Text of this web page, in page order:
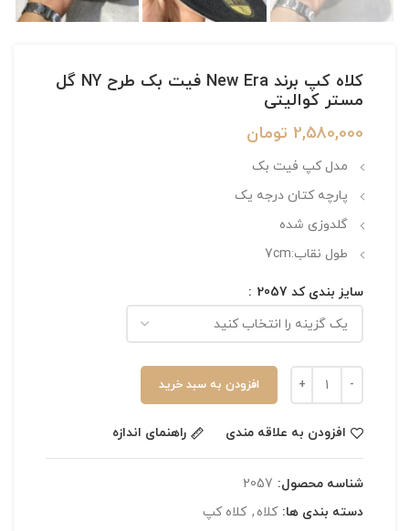
کلاه کپ برند New Era فیت بک طرح NY گل
مستر کوالیتی
2,580,000 تومان
مدل کپ فیت بک
پارچه کتان درجه یک
گلدوزی شده
طول نقاب:7cm
سایز بندی کد 2057
افزودن به سبد خرید
افزودن به علاقه مندی راهنمای اندازه
شناسه محصول: 2057
دسته بندی ها: کلاه , کلاه کپ